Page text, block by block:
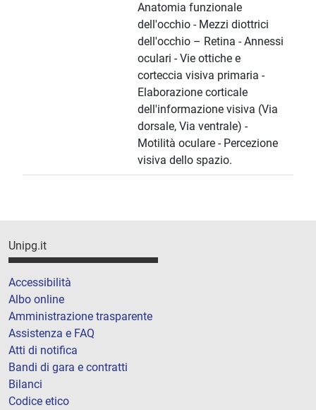
Anatomia funzionale
dell'occhio - Mezzi diottrici
dell'occhio – Retina - Annessi
oculari - Vie ottiche e
corteccia visiva primaria -
Elaborazione corticale
dell'informazione visiva (Via
dorsale, Via ventrale) -
Motilità oculare - Percezione
visiva dello spazio.
Unipg.it
Accessibilità
Albo online
Amministrazione trasparente
Assistenza e FAQ
Atti di notifica
Bandi di gara e contratti
Bilanci
Codice etico